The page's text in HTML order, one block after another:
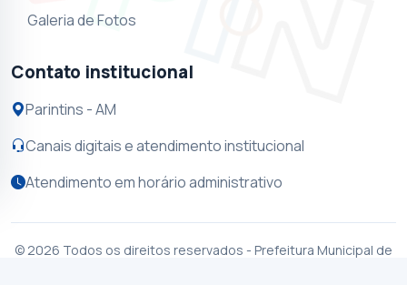
Galeria de Fotos
Contato institucional
Parintins - AM
Canais digitais e atendimento institucional
Atendimento em horário administrativo
© 2026 Todos os direitos reservados - Prefeitura Municipal de